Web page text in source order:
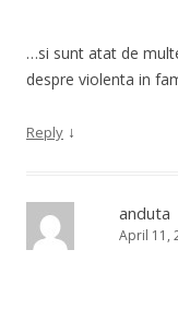
…si sunt atat de
despre violenta in
Reply ↓
anduta
April 11,